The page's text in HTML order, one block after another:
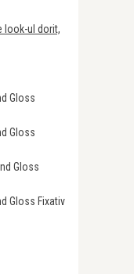
look-ul dorit,
Fixativ